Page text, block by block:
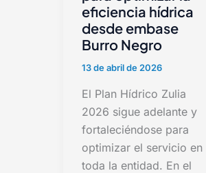
eficiencia hídrica
desde embase
Burro Negro
13 de abril de 2026
El Plan Hídrico Zulia
2026 sigue adelante y
fortaleciéndose para
optimizar el servicio en
toda la entidad. En el